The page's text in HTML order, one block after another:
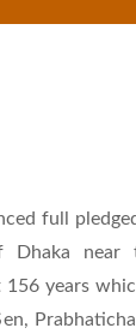
full
near
years